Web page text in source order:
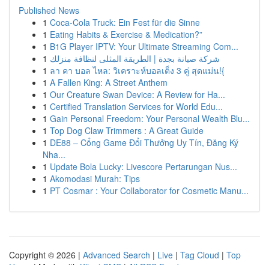
Published News
1 Coca-Cola Truck: Ein Fest für die Sinne
1 Eating Habits & Exercise & Medication?”
1 B1G Player IPTV: Your Ultimate Streaming Com...
1 شركة صيانة بجدة | الطريقة المثلى لنظافة منزلك
1 ลา คา บอล ไหล: วิเคราะห์บอลเต็ง 3 คู่ สุดแม่น!{
1 A Fallen King: A Street Anthem
1 Our Creature Swan Device: A Review for Ha...
1 Certified Translation Services for World Edu...
1 Gain Personal Freedom: Your Personal Wealth Blu...
1 Top Dog Claw Trimmers : A Great Guide
1 DE88 – Cổng Game Đổi Thưởng Uy Tín, Đăng Ký
Nha...
1 Update Bola Lucky: Livescore Pertarungan Nus...
1 Akomodasi Murah: Tips
1 PT Cosmar : Your Collaborator for Cosmetic Manu...
Copyright © 2026 | Advanced Search | Live | Tag Cloud | Top